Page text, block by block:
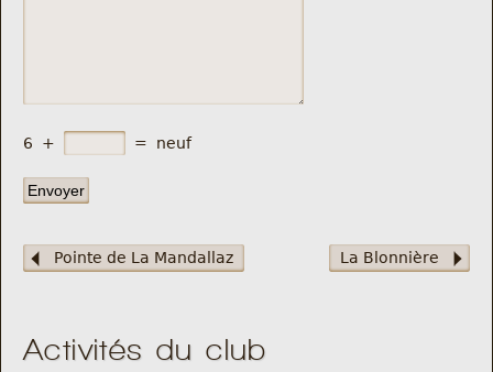
6 + = neuf
Pointe de La Mandallaz La Blonnière
Activités du club